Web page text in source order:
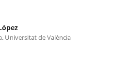
Universitat de València